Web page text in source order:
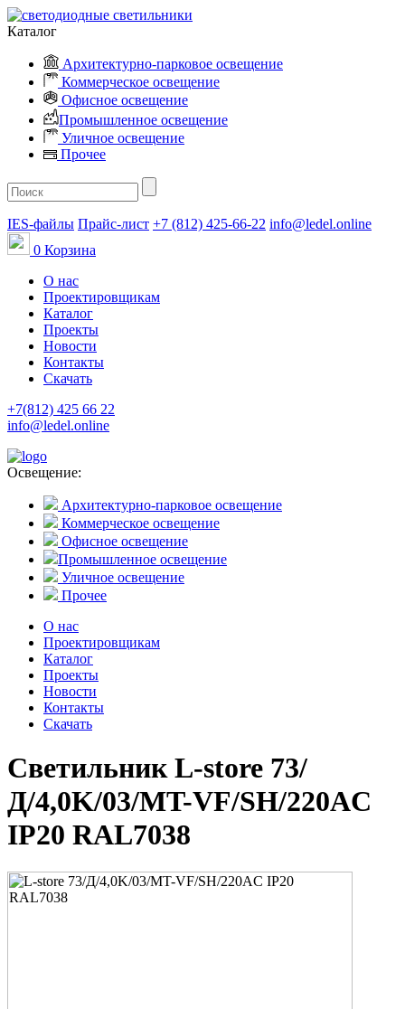
Каталог
Архитектурно-парковое освещение
Коммерческое освещение
Офисное освещение
Промышленное освещение
Уличное освещение
Прочее
IES-файлы Прайс-лист +7 (812) 425-66-22 info@ledel.online
0 Корзина
О нас
Проектировщикам
Каталог
Проекты
Новости
Контакты
Скачать
+7(812) 425 66 22
info@ledel.online
Освещение:
Архитектурно-парковое освещение
Коммерческое освещение
Офисное освещение
Промышленное освещение
Уличное освещение
Прочее
О нас
Проектировщикам
Каталог
Проекты
Новости
Контакты
Скачать
Светильник L-store 73/
Д/4,0K/03/MT-VF/SH/220AC
IP20 RAL7038